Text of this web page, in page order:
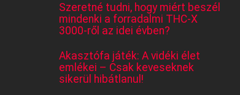
Szeretné tudni, hogy miért beszél
mindenki a forradalmi THC-X
3000-ről az idei évben?
Akasztófa játék: A vidéki élet
emlékei – Csak keveseknek
sikerül hibátlanul!